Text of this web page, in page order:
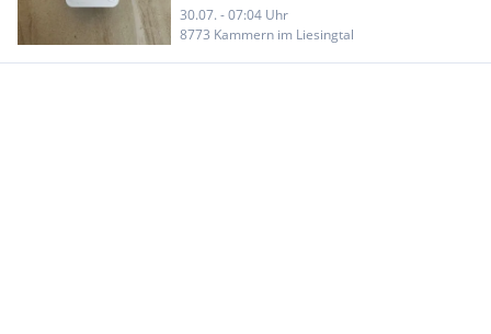
30.07. - 07:04 Uhr
8773 Kammern im Liesingtal